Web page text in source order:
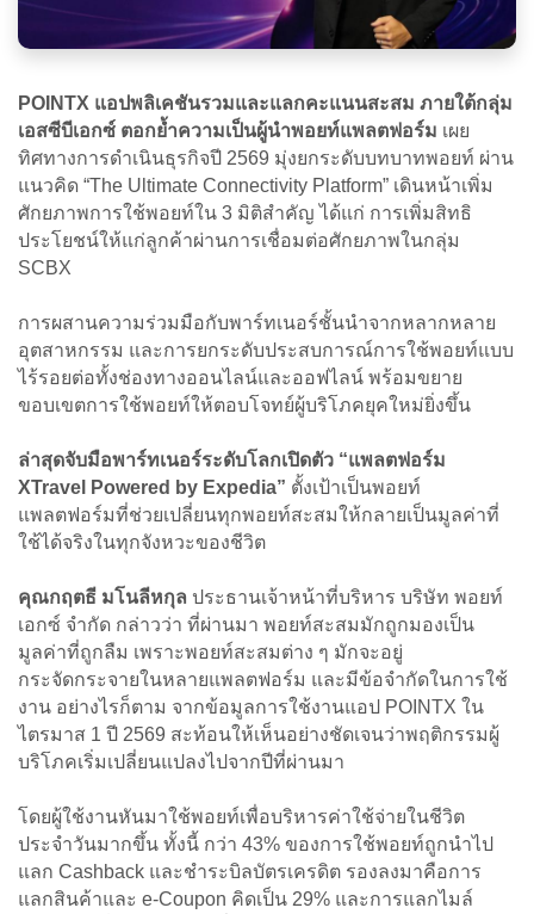
POINTX แอปพลิเคชันรวมและแลกคะแนนสะสม ภายใต้กลุ่ม
เอสซีบีเอกซ์ ตอกย้ำความเป็นผู้นำพอยท์แพลตฟอร์ม เผย
ทิศทางการดำเนินธุรกิจปี 2569 มุ่งยกระดับบทบาทพอยท์ ผ่าน
แนวคิด “The Ultimate Connectivity Platform” เดินหน้าเพิ่ม
ศักยภาพการใช้พอยท์ใน 3 มิติสำคัญ ได้แก่ การเพิ่มสิทธิ
ประโยชน์ให้แก่ลูกค้าผ่านการเชื่อมต่อศักยภาพในกลุ่ม
SCBX
การผสานความร่วมมือกับพาร์ทเนอร์ชั้นนำจากหลากหลาย
อุตสาหกรรม และการยกระดับประสบการณ์การใช้พอยท์แบบ
ไร้รอยต่อทั้งช่องทางออนไลน์และออฟไลน์ พร้อมขยาย
ขอบเขตการใช้พอยท์ให้ตอบโจทย์ผู้บริโภคยุคใหม่ยิ่งขึ้น
ล่าสุดจับมือพาร์ทเนอร์ระดับโลกเปิดตัว “แพลตฟอร์ม
XTravel Powered by Expedia” ตั้งเป้าเป็นพอยท์
แพลตฟอร์มที่ช่วยเปลี่ยนทุกพอยท์สะสมให้กลายเป็นมูลค่าที่
ใช้ได้จริงในทุกจังหวะของชีวิต
คุณกฤตธี มโนลีหกุล ประธานเจ้าหน้าที่บริหาร บริษัท พอยท์
เอกซ์ จำกัด กล่าวว่า ที่ผ่านมา พอยท์สะสมมักถูกมองเป็น
มูลค่าที่ถูกลืม เพราะพอยท์สะสมต่าง ๆ มักจะอยู่
กระจัดกระจายในหลายแพลตฟอร์ม และมีข้อจำกัดในการใช้
งาน อย่างไรก็ตาม จากข้อมูลการใช้งานแอป POINTX ใน
ไตรมาส 1 ปี 2569 สะท้อนให้เห็นอย่างชัดเจนว่าพฤติกรรมผู้
บริโภคเริ่มเปลี่ยนแปลงไปจากปีที่ผ่านมา
โดยผู้ใช้งานหันมาใช้พอยท์เพื่อบริหารค่าใช้จ่ายในชีวิต
ประจำวันมากขึ้น ทั้งนี้ กว่า 43% ของการใช้พอยท์ถูกนำไป
แลก Cashback และชำระบิลบัตรเครดิต รองลงมาคือการ
แลกสินค้าและ e-Coupon คิดเป็น 29% และการแลกไมล์